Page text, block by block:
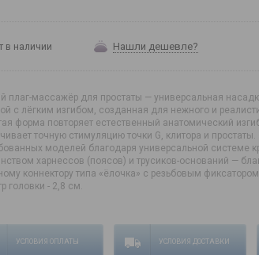
в наличии Нашли дешевле?
плаг-массажёр для простаты — универсальная
с лёгким изгибом, созданная для нежного и
форма повторяет естественный анатомический
точную стимуляцию точки G, клитора и
моделей благодаря универсальной системе
харнессов (поясов) и трусиков-оснований —
коннектору типа «ёлочка» с резьбовым
головки - 2,8 см.
УСЛОВИЯ ОПЛАТЫ УСЛОВИЯ ДОСТАВКИ